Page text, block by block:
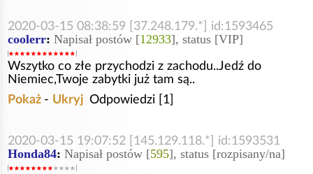
2020-03-15 08:38:59 [37.248.179.*] id:1593465
coolerr: Napisał postów [12933], status [VIP]
Wszytko co złe przychodzi z zachodu..Jedź do
Niemiec,Twoje zabytki już tam są..
Pokaż - Ukryj Odpowiedzi [1]
2020-03-15 19:07:52 [145.129.118.*] id:1593531
Honda84: Napisał postów [595], status [rozpisany/na]